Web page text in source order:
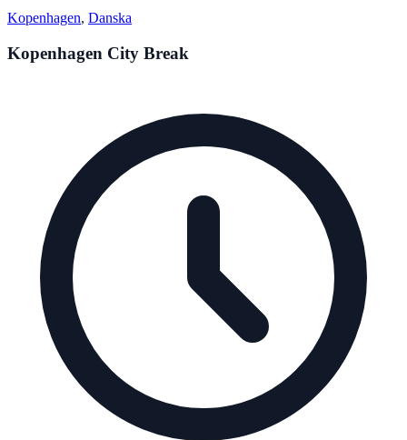
Kopenhagen, Danska
Kopenhagen City Break